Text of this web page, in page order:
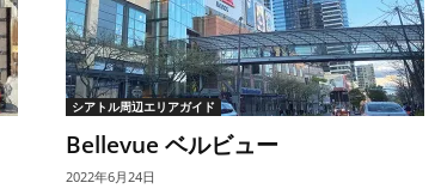
シアトル周辺エリアガイド
Bellevue ベルビュー
2022年6月24日